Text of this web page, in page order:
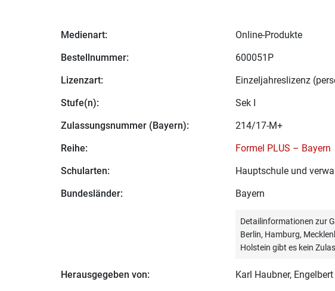
Medienart:
Online-Produkte
Bestellnummer:
600051P
Lizenzart:
Einzeljahreslizenz
Stufe(n):
Sek I
Zulassungsnummer (Bayern):
214/17-M+
Reihe:
Formel PLUS – Bayern
Schularten:
Hauptschule und
Bundesländer:
Bayern
Detailinformationen zur
Berlin, Hamburg,
Holstein gibt es kein
Herausgegeben von: Karl Haubner,